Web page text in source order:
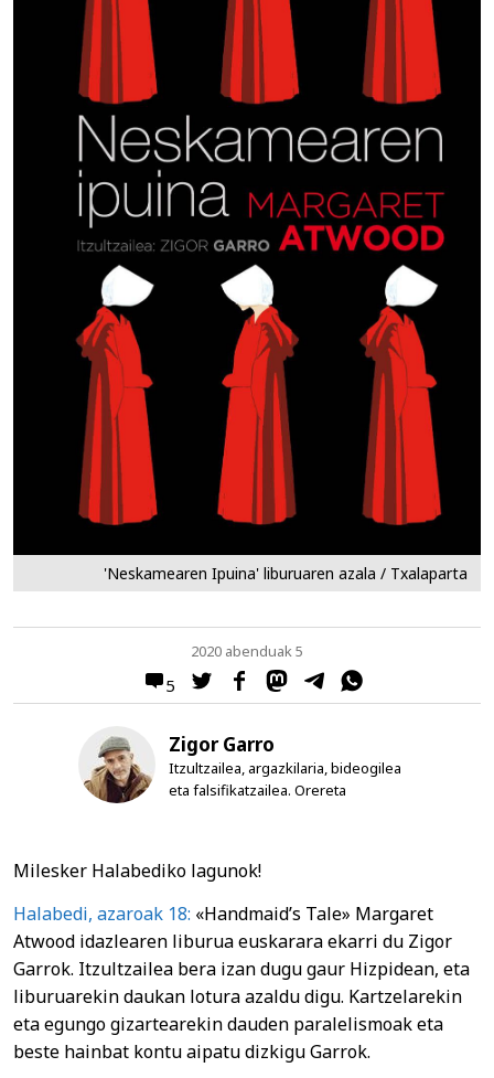
'Neskamearen Ipuina' liburuaren azala / Txalaparta
5
2020 abenduak 5
Zigor Garro
Itzultzailea, argazkilaria, bideogilea
eta falsifikatzailea. Orereta
Milesker Halabediko lagunok!
Halabedi, azaroak 18: «Handmaid’s Tale» Margaret
Atwood idazlearen liburua euskarara ekarri du Zigor
Garrok. Itzultzailea bera izan dugu gaur Hizpidean, eta
liburuarekin daukan lotura azaldu digu. Kartzelarekin
eta egungo gizartearekin dauden paralelismoak eta
beste hainbat kontu aipatu dizkigu Garrok.